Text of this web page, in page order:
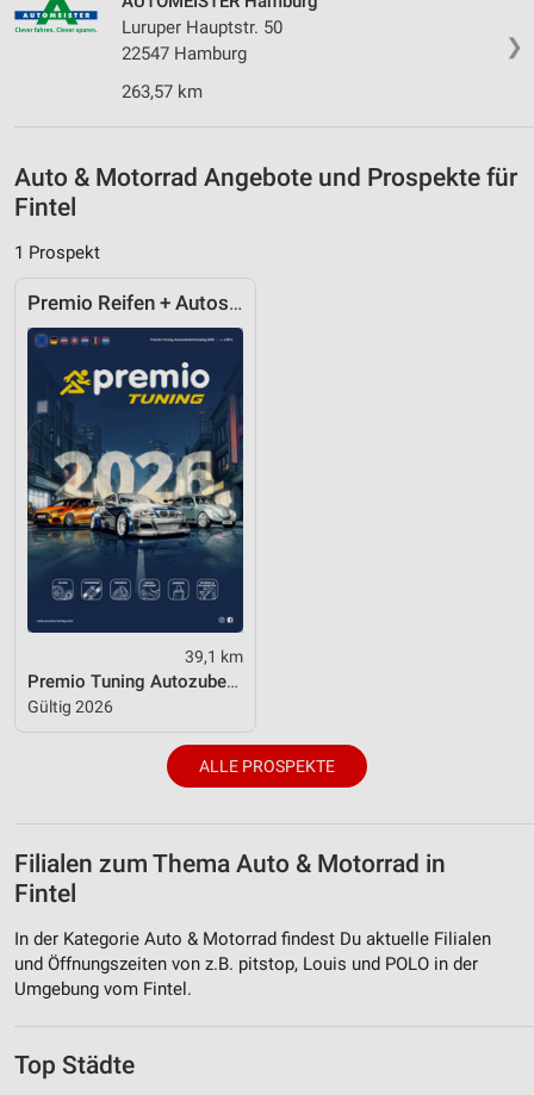
❯
Luruper Hauptstr. 50
22547 Hamburg
263,57 km
Auto & Motorrad Angebote und Prospekte für
Fintel
1 Prospekt
Premio Reifen + Autoservice
39,1 km
Premio Tuning Autozubehörkatalog 2026
Gültig 2026
ALLE PROSPEKTE
Filialen zum Thema Auto & Motorrad in
Fintel
In der Kategorie Auto & Motorrad findest Du aktuelle Filialen
und Öffnungszeiten von z.B. pitstop, Louis und POLO in der
Umgebung vom Fintel.
Top Städte
Geräte anhand von aktiv angeforderten
Informationen identifizieren
Funktional
Werbung